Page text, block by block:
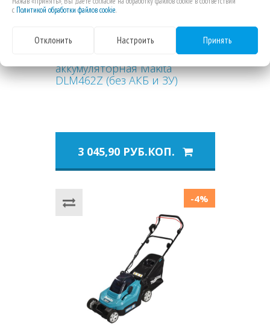
аккумуляторная Makita
DLM462Z (без АКБ и ЗУ)
3 045,90 РУБ.КОП.
-4%
с Политикой обработки файлов cookie.
Отклонить Настроить Принять